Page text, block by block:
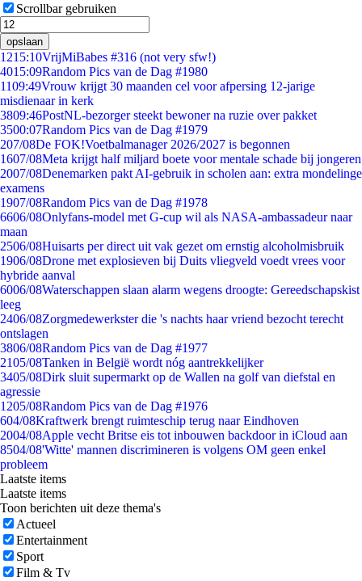
Scrollbar gebruiken
opslaan
1215:10VrijMiBabes #316 (not very sfw!)
4015:09Random Pics van de Dag #1980
1109:49Vrouw krijgt 30 maanden cel voor afpersing 12-jarige
misdienaar in kerk
3809:46PostNL-bezorger steekt bewoner na ruzie over pakket
3500:07Random Pics van de Dag #1979
207/08De FOK!Voetbalmanager 2026/2027 is begonnen
1607/08Meta krijgt half miljard boete voor mentale schade bij jongeren
2007/08Denemarken pakt AI-gebruik in scholen aan: extra mondelinge
examens
1907/08Random Pics van de Dag #1978
6606/08Onlyfans-model met G-cup wil als NASA-ambassadeur naar
maan
2506/08Huisarts per direct uit vak gezet om ernstig alcoholmisbruik
1906/08Drone met explosieven bij Duits vliegveld voedt vrees voor
hybride aanval
6006/08Waterschappen slaan alarm wegens droogte: Gereedschapskist
leeg
2406/08Zorgmedewerkster die 's nachts haar vriend bezocht terecht
ontslagen
3806/08Random Pics van de Dag #1977
2105/08Tanken in België wordt nóg aantrekkelijker
3405/08Dirk sluit supermarkt op de Wallen na golf van diefstal en
agressie
1205/08Random Pics van de Dag #1976
604/08Kraftwerk brengt ruimteschip terug naar Eindhoven
2004/08Apple vecht Britse eis tot inbouwen backdoor in iCloud aan
8504/08'Witte' mannen discrimineren is volgens OM geen enkel
probleem
Laatste items
Laatste items
Toon berichten uit deze thema's
Actueel
Entertainment
Sport
Film & Tv